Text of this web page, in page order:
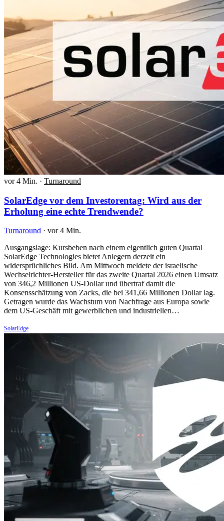
vor 4 Min. · Turnaround
SolarEdge vor dem Investorentag: Wird aus der
Erholung eine echte Trendwende?
Turnaround · vor 4 Min.
Ausgangslage: Kursbeben nach einem eigentlich guten Quartal
SolarEdge Technologies bietet Anlegern derzeit ein
widersprüchliches Bild. Am Mittwoch meldete der israelische
Wechselrichter-Hersteller für das zweite Quartal 2026 einen Umsatz
von 346,2 Millionen US-Dollar und übertraf damit die
Konsensschätzung von Zacks, die bei 341,66 Millionen Dollar lag.
Getragen wurde das Wachstum von Nachfrage aus Europa sowie
dem US-Geschäft mit gewerblichen und industriellen…
SolarEdge